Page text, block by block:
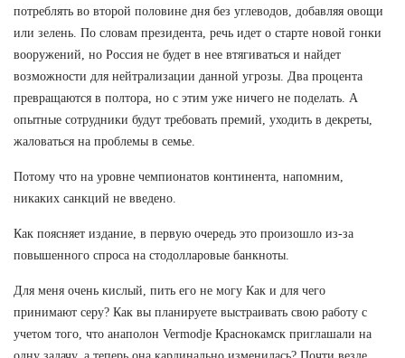
потреблять во второй половине дня без углеводов, добавляя овощи
или зелень. По словам президента, речь идет о старте новой гонки
вооружений, но Россия не будет в нее втягиваться и найдет
возможности для нейтрализации данной угрозы. Два процента
превращаются в полтора, но с этим уже ничего не поделать. А
опытные сотрудники будут требовать премий, уходить в декреты,
жаловаться на проблемы в семье.
Потому что на уровне чемпионатов континента, напомним,
никаких санкций не введено.
Как поясняет издание, в первую очередь это произошло из-за
повышенного спроса на стодолларовые банкноты.
Для меня очень кислый, пить его не могу Как и для чего
принимают серу? Как вы планируете выстраивать свою работу с
учетом того, что анаполон Vermodje Краснокамск приглашали на